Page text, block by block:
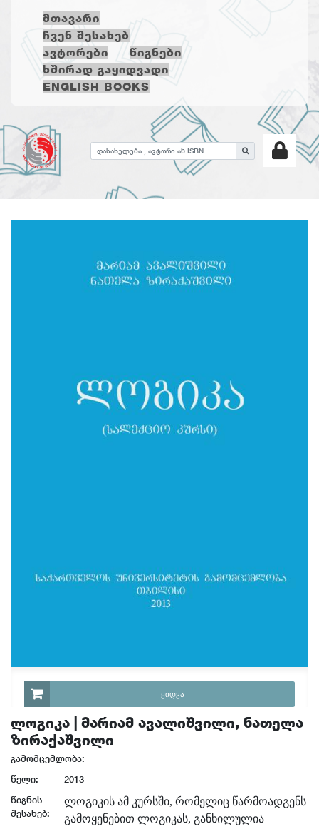
ᲛᲗᲐᲕᲐᲠᲘ
ᲩᲕᲔᲜ ᲨᲔᲡᲐᲮᲔᲑ
ᲐᲕᲢᲝᲠᲔᲑᲘ
ᲬᲘᲒᲜᲔᲑᲘ
ᲮᲨᲘᲠᲐᲓ ᲒᲐᲧᲘᲓᲕᲐᲓᲘ
ENGLISH BOOKS
ᲧᲘᲓᲕᲐ
ლოგიკა | მარიამ ავალიშვილი, ნათელა
ზირაქაშვილი
გამომცემლობა:
წელი:
2013
წიგნის
შესახებ:
ლოგიკის ამ კურსში, რომელიც წარმოადგენს
გამოყენებით ლოგიკას, განხილულია